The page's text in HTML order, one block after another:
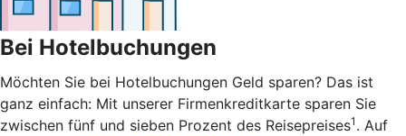
Bei Hotelbuchungen
Möchten Sie bei Hotelbuchungen Geld sparen? Das ist
ganz einfach: Mit unserer Firmenkreditkarte sparen Sie
zwischen fünf und sieben Prozent des Reisepreises1 . Auf